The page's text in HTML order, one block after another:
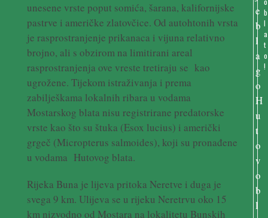
unesene vrste poput somića, šarana, kalifornijske
pastrve i američke zlatovčice. Od autohtonih vrsta
je rasprostranjenje prikanaca i vijuna relativno
brojno, ali s obzirom na limitirani areal
rasprostranjenja ove vreste tretiraju se kao
ugrožene. Tijekom istraživanja i prema
zabilješkama lokalnih ribara u vodama
Mostarskog blata nisu registrirane predatorske
vrste kao što su štuka (Esox lucius) i američki
grgeč (Micropterus salmoides), koji su pronađene
u vodama Hutovog blata.
Rijeka Buna je lijeva pritoka Neretve i duga je
svega 9 km. Ulijeva se u rijeku Neretrvu oko 15
km nizvodno od Mostara na lokalitetu Bunskih
b
l
a
t
o
!